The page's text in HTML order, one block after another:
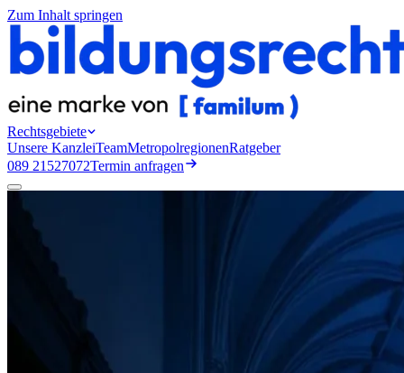
Zum Inhalt springen
Rechtsgebiete
Unsere KanzleiTeamMetropolregionenRatgeber
089 21527072Termin anfragen